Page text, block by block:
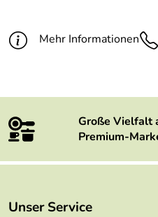
Mehr Informationen
Große Vielfalt
Premium-
Unser Service